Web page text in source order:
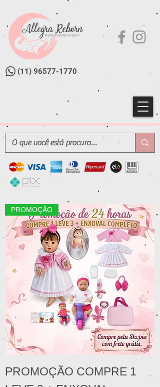
(11) 96577-1770
PROMOÇÃO
PROMOÇÃO COMPRE 1